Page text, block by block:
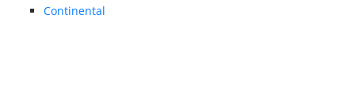
Continental